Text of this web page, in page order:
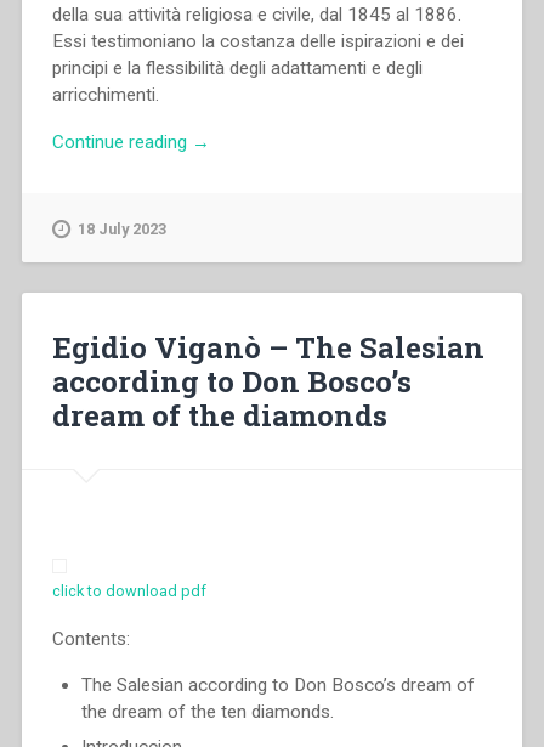
della sua attività religiosa e civile, dal 1845 al 1886.
Essi testimoniano la costanza delle ispirazioni e dei
principi e la flessibilità degli adattamenti e degli
arricchimenti.
Continue reading “Giovanni
→
18 July 2023
Egidio Viganò – The Salesian
according to Don Bosco’s
dream of the diamonds
click to download pdf
Contents:
The Salesian according to Don Bosco’s dream of
the dream of the ten diamonds.